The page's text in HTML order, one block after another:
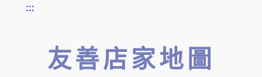
:::
友善店家地圖